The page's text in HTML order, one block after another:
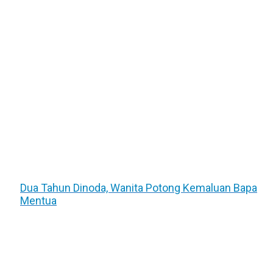
Dua Tahun Dinoda, Wanita Potong Kemaluan Bapa
Mentua